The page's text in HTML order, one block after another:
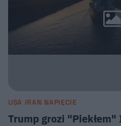
USA IRAN NAPIĘCIE
Trump grozi "Piekłem"